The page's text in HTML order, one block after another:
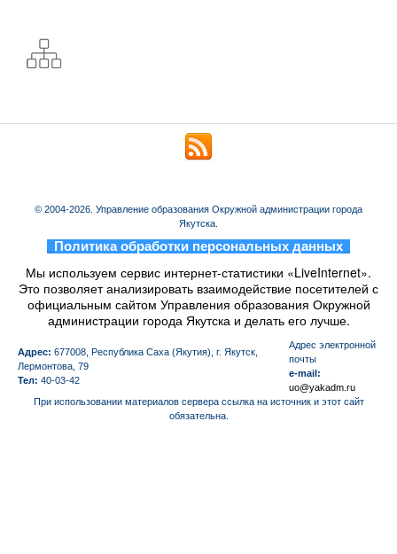
© 2004-2026. Управление образования Окружной администрации города
Якутска.
Политика обработки персональных данных
Мы используем сервис интернет-статистики «LiveInternet».
Это позволяет анализировать взаимодействие посетителей с
официальным сайтом Управления образования Окружной
администрации города Якутска и делать его лучше.
Адрес: 677008, Республика Саха (Якутия), г. Якутск,
Лермонтова, 79
Тел: 40-03-42
Aдрес электронной
почты
e-mail:
uo@yakadm.ru
При использовании материалов сервера ссылка на источник и этот сайт
обязательна.